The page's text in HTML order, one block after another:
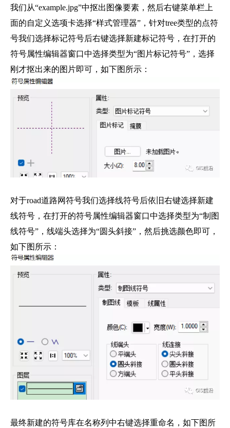
我们从“example.jpg”中抠出图像要素，然后右键菜单栏上
面的自定义选项卡选择“样式管理器”，针对tree类型的点符
号我们选择标记符号后右键选择新建标记符号，在打开的
符号属性编辑器窗口中选择类型为“图片标记符号”，选择
刚才抠出来的图片即可，如下图所示：
对于road道路网符号我们选择线符号后依旧右键选择新建
线符号，在打开的符号属性编辑器窗口中选择类型为“制图
线符号”，线端头选择为“圆头斜接”，然后挑选颜色即可，
如下图所示：
最终新建的符号库在名称列中右键选择重命名，如下图所